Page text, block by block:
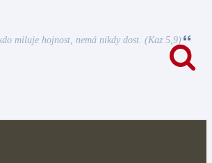
miluje hojnost, nemá nikdy dost. (Kaz 5,9)